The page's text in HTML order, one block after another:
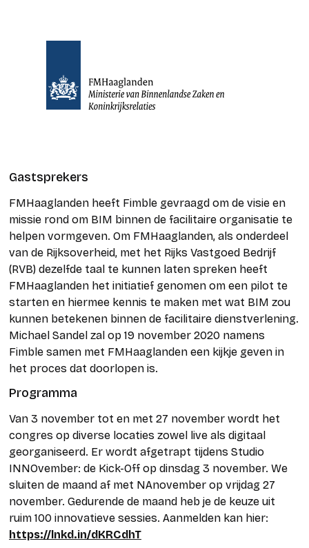
Gastsprekers
FMHaaglanden heeft Fimble gevraagd om de visie en
missie rond om BIM binnen de facilitaire organisatie te
helpen vormgeven. Om FMHaaglanden, als onderdeel
van de Rijksoverheid, met het Rijks Vastgoed Bedrijf
(RVB) dezelfde taal te kunnen laten spreken heeft
FMHaaglanden het initiatief genomen om een pilot te
starten en hiermee kennis te maken met wat BIM zou
kunnen betekenen binnen de facilitaire dienstverlening.
Michael Sandel zal op 19 november 2020 namens
Fimble samen met FMHaaglanden een kijkje geven in
het proces dat doorlopen is.
Programma
Van 3 november tot en met 27 november wordt het
congres op diverse locaties zowel live als digitaal
georganiseerd. Er wordt afgetrapt tijdens Studio
INNOvember: de Kick-Off op dinsdag 3 november. We
sluiten de maand af met NAnovember op vrijdag 27
november. Gedurende de maand heb je de keuze uit
ruim 100 innovatieve sessies. Aanmelden kan hier:
https://lnkd.in/dKRCdhT